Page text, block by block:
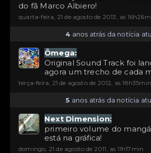
do fã Marco Albiero!
quarta-feira, 21 de agosto de 2013, as
4 anos atrás da notícia
Ômega:
Original Sound Track foi
agora um trecho de cada
terça-feira, 21 de agosto de 2012, as 18h35min
5 anos atrás da notícia
Next Dimension:
primeiro volume do
está na gráfica!
domingo, 21 de agosto de 2011, as 11h17min